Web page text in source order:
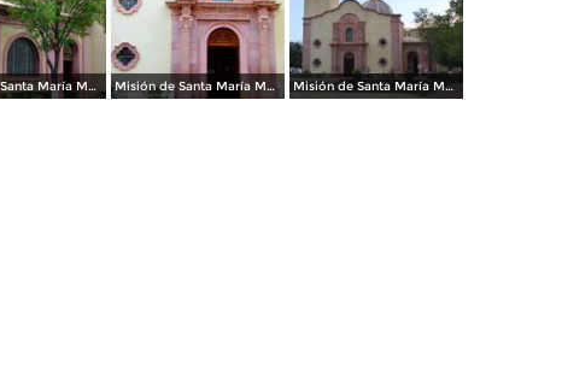
Misión de Santa María Magdalena Misión de Santa María Magdalena Misión de Santa María Magdalena